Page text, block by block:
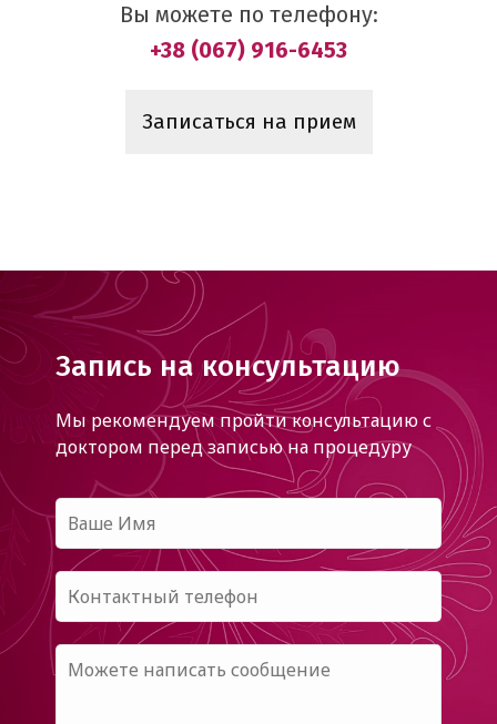
Вы можете по телефону:
+38 (067) 916-6453
Записаться на прием
Запись на консультацию
Мы рекомендуем пройти консультацию с
доктором перед записью на процедуру